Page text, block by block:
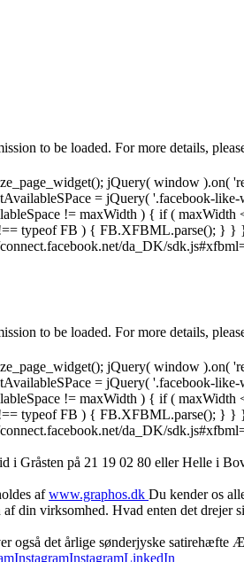
to be loaded. For more details,
jQuery( window ).on(
= jQuery( '.facebook-
!= maxWidth ) { if (
typeof FB ) { FB.XFBML.parse(); }
da_DK/
to be loaded. For more details,
jQuery( window ).on(
= jQuery( '.facebook-
!= maxWidth ) { if (
typeof FB ) { FB.XFBML.parse(); }
da_DK/
i Gråsten på 21 19 02 80 ‬eller Helle i
afwww.graphos.dk Du kender os
din virksomhed. Hvad enten det
også det årlige sønderjyske satirehæfte
InstagramInstagramLinkedIn